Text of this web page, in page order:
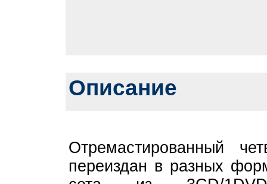
Описание
Отремастированный
переиздан в разных